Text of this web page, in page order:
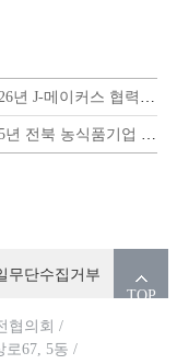
무단수집거부
TOP
협의회 /
로67, 5동 /